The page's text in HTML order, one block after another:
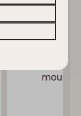
sofa
Cozy